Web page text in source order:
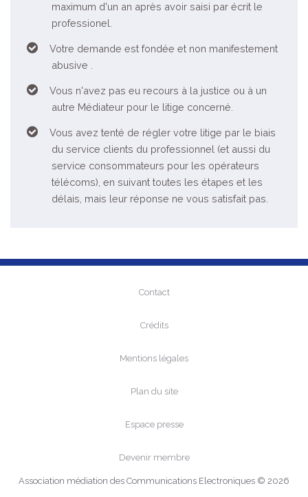
maximum d'un an après avoir saisi par écrit le
professionel.
Votre demande est fondée et non manifestement
abusive .
Vous n'avez pas eu recours à la justice ou à un
autre Médiateur pour le litige concerné.
Vous avez tenté de régler votre litige par le biais
du service clients du professionnel (et aussi du
service consommateurs pour les opérateurs
télécoms), en suivant toutes les étapes et les
délais, mais leur réponse ne vous satisfait pas.
Contact
Crédits
Mentions légales
Plan du site
Espace presse
Devenir membre
Association médiation des Communications Electroniques © 2026